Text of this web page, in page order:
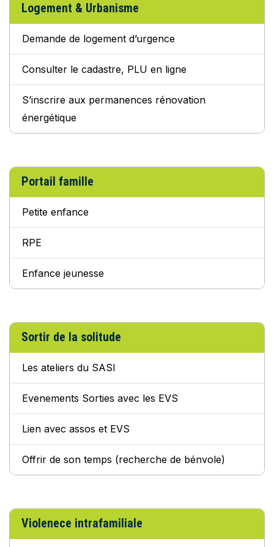
Logement & Urbanisme
Demande de logement d’urgence
Consulter le cadastre, PLU en ligne
S’inscrire aux permanences rénovation
énergétique
Portail famille
Petite enfance
RPE
Enfance jeunesse
Sortir de la solitude
Les ateliers du SASI
Evenements Sorties avec les EVS
Lien avec assos et EVS
Offrir de son temps (recherche de bénvole)
Violenece intrafamiliale